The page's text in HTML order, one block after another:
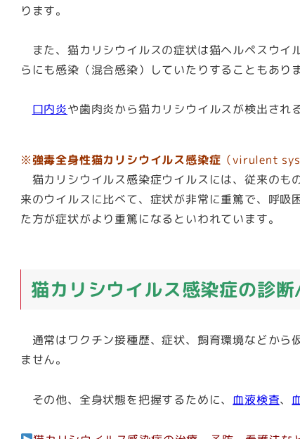
ります。
また、猫カリシウイルスの症状は猫ヘルペスウイ
らにも感染（混合感染）していたりすることもありま
口内炎や歯肉炎から猫カリシウイルスが検出され
※強毒全身性猫カリシウイルス感染症 （virulent
猫カリシウイルス感染症ウイルスには、従来のも
来のウイルスに比べて、症状が非常に重篤で、呼
た方が症状がより重篤になるといわれています。
猫カリシウイルス感染症の診
通常はワクチン接種歴、症状、飼育環境などから
ません。
その他、全身状態を把握するために、 血液検査、